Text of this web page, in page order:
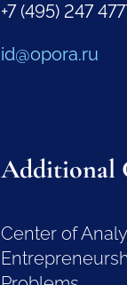
+7 (495) 247
id@opora.ru
Additional
Center of